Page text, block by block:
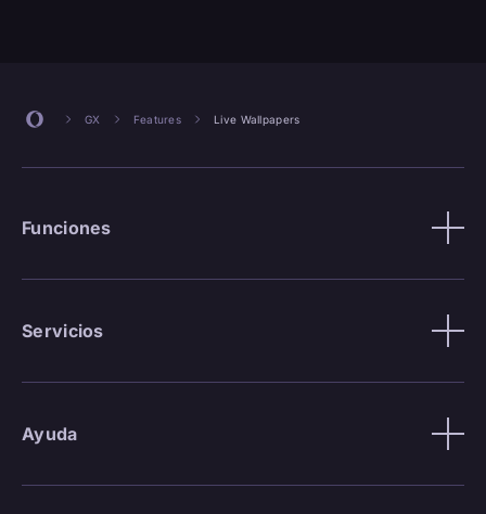
GX Features Live Wallpapers
Funciones
Servicios
Ayuda